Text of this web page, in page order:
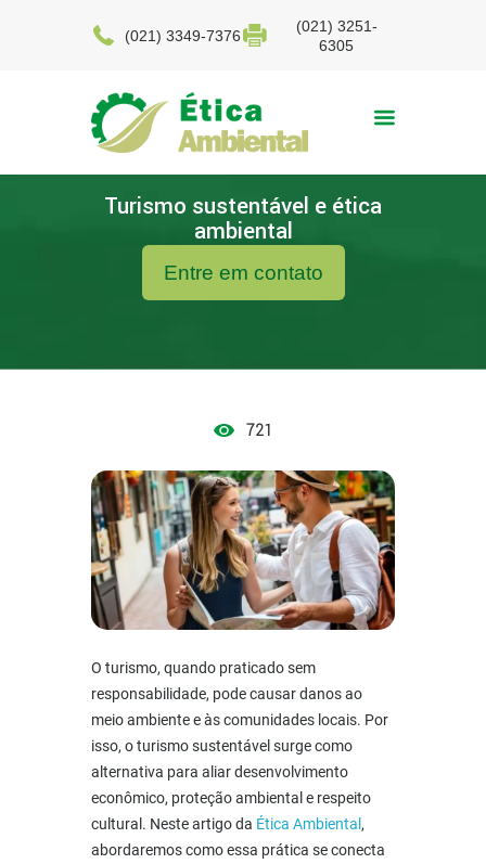
(021) 3349-7376
(021) 3251-
6305
Entre em contato
Turismo sustentável e ética
ambiental
721
O turismo, quando praticado sem
responsabilidade, pode causar danos ao
meio ambiente e às comunidades locais. Por
isso, oturismo sustentávelsurge como
alternativa para aliar desenvolvimento
econômico, proteção ambiental e respeito
cultural. Neste artigo da Ética Ambiental,
abordaremos como essa prática se conecta